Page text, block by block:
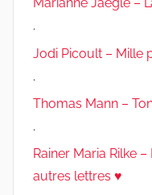
.
Jodi Picoult – Mille
.
Thomas Mann –
.
Rainer Maria Rilke
autres lettres ♥